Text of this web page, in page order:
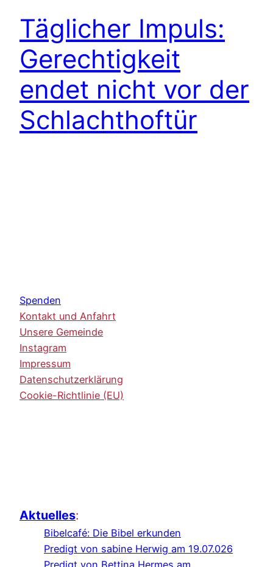
Täglicher Impuls:
Gerechtigkeit
endet nicht vor der
Schlachthoftür
Spenden
Kontakt und Anfahrt
Unsere Gemeinde
Instagram
Impressum
Datenschutzerklärung
Cookie-Richtlinie (EU)
Aktuelles:
Bibelcafé: Die Bibel erkunden
Predigt von sabine Herwig am 19.07.026